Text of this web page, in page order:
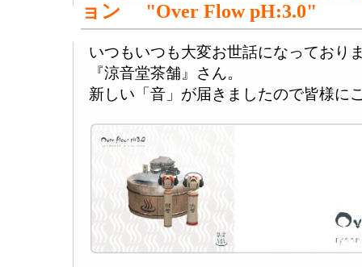
ョン "Over Flow pH:3.0"
いつもいつも大変お世話になっており
『涼音堂茶舗』さん。
新しい「音」が届きましたので皆様に